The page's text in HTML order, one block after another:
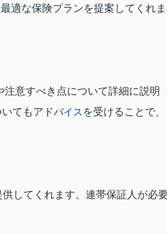
適な保険プランを提案してくれま
意すべき点について詳細に説明
てもアドバイス を受けることで、
供してくれます。連帯保証人が必